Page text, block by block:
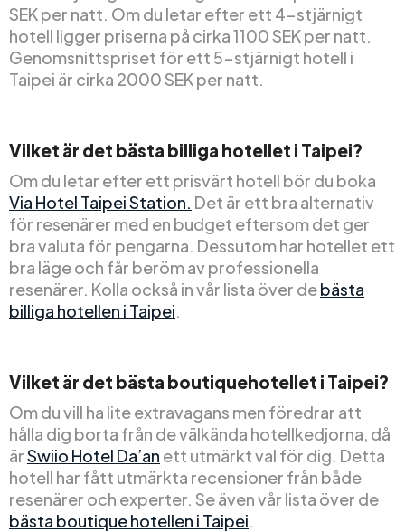
SEK per natt. Om du letar efter ett 4-stjärnigt
hotell ligger priserna på cirka 1100 SEK per natt.
Genomsnittspriset för ett 5-stjärnigt hotell i
Taipei är cirka 2000 SEK per natt.
Vilket är det bästa billiga hotellet i Taipei?
Om du letar efter ett prisvärt hotell bör du boka
Via Hotel Taipei Station. Det är ett bra alternativ
för resenärer med en budget eftersom det ger
bra valuta för pengarna. Dessutom har hotellet ett
bra läge och får beröm av professionella
resenärer. Kolla också in vår lista över debästa
billiga hotellen i Taipei.
Vilket är det bästa boutiquehotellet i Taipei?
Om du vill ha lite extravagans men föredrar att
hålla dig borta från de välkända hotellkedjorna, då
ärSwiio Hotel Da’an ett utmärkt val för dig. Detta
hotell har fått utmärkta recensioner från både
resenärer och experter. Se även vår lista över de
bästa boutique hotellen i Taipei.